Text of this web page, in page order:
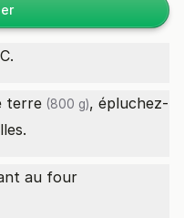
terre (800 g), épluchez-
au four